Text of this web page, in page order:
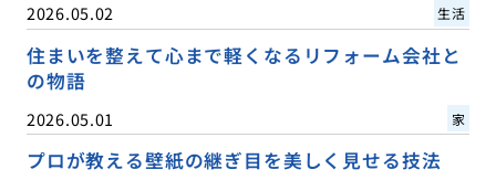
2026.05.02 生活
住まいを整えて心まで軽くなるリフォーム会社と
の物語
2026.05.01 家
プロが教える壁紙の継ぎ目を美しく見せる技法